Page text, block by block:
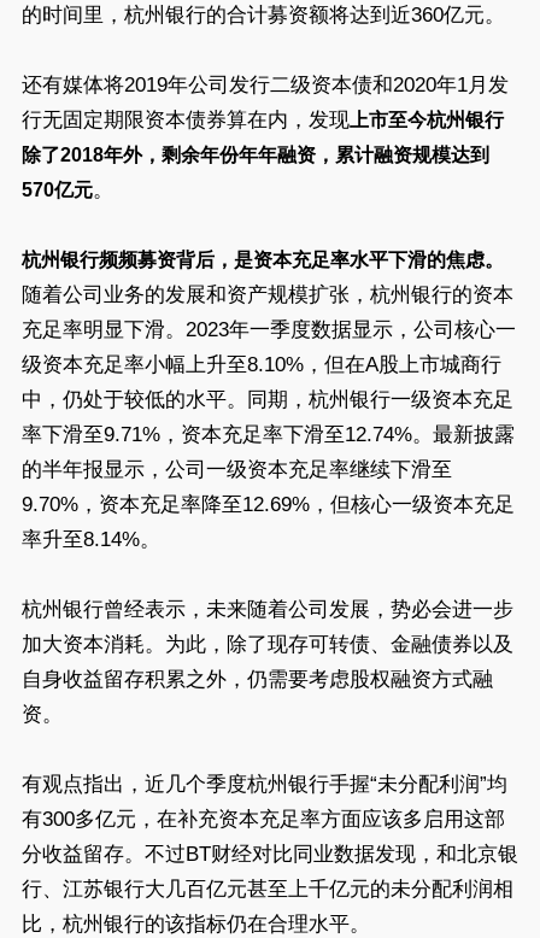
的时间里，杭州银行的合计募资额将达到近360亿元。
还有媒体将2019年公司发行二级资本债和2020年1月发
行无固定期限资本债券算在内，发现上市至今杭州银行
除了2018年外，剩余年份年年融资，累计融资规模达到
570亿元。
杭州银行频频募资背后，是资本充足率水平下滑的焦虑。
随着公司业务的发展和资产规模扩张，杭州银行的资本
充足率明显下滑。2023年一季度数据显示，公司核心一
级资本充足率小幅上升至8.10%，但在A股上市城商行
中，仍处于较低的水平。同期，杭州银行一级资本充足
率下滑至9.71%，资本充足率下滑至12.74%。最新披露
的半年报显示，公司一级资本充足率继续下滑至
9.70%，资本充足率降至12.69%，但核心一级资本充足
率升至8.14%。
杭州银行曾经表示，未来随着公司发展，势必会进一步
加大资本消耗。为此，除了现存可转债、金融债券以及
自身收益留存积累之外，仍需要考虑股权融资方式融
资。
有观点指出，近几个季度杭州银行手握“未分配利润”均
有300多亿元，在补充资本充足率方面应该多启用这部
分收益留存。不过BT财经对比同业数据发现，和北京银
行、江苏银行大几百亿元甚至上千亿元的未分配利润相
比，杭州银行的该指标仍在合理水平。